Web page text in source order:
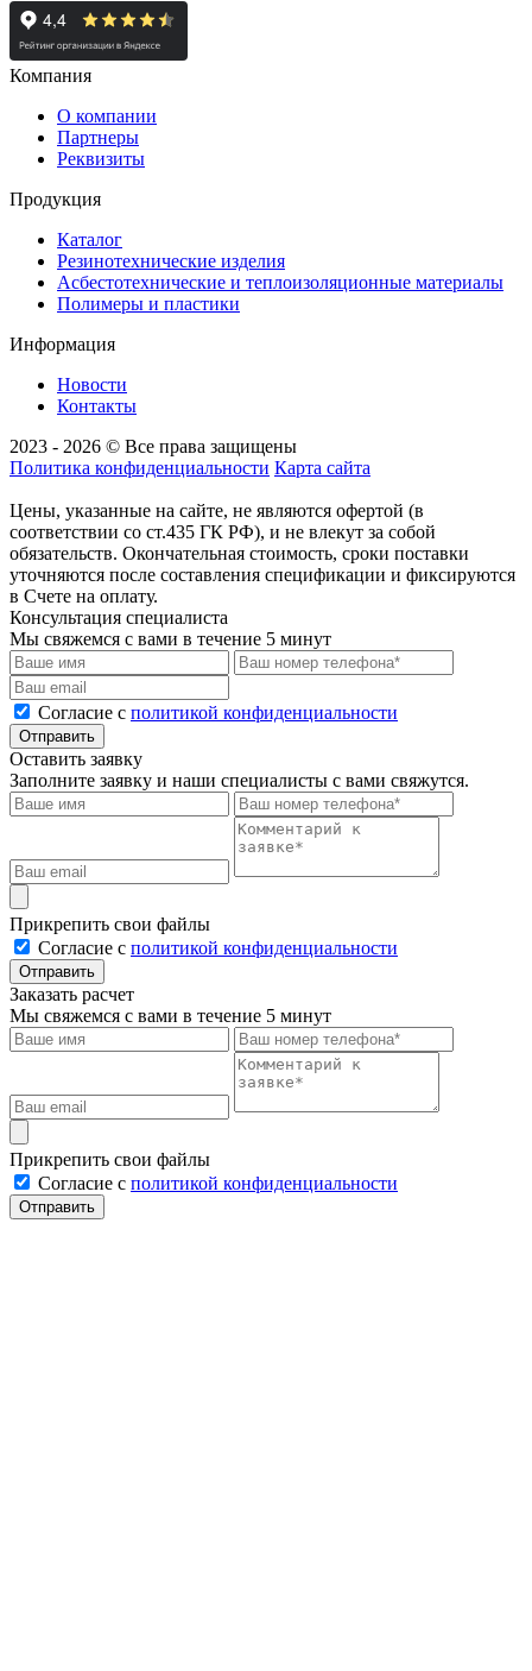
Компания
О компании
Партнеры
Реквизиты
Продукция
Каталог
Резинотехнические изделия
Асбестотехнические и теплоизоляционные материалы
Полимеры и пластики
Информация
Новости
Контакты
2023 - 2026 © Все права защищены
Политика конфиденциальности Карта сайта
Цены, указанные на сайте, не являются офертой (в
соответствии со ст.435 ГК РФ), и не влекут за собой
обязательств. Окончательная стоимость, сроки поставки
уточняются после составления спецификации и фиксируются
в Счете на оплату.
Консультация специалиста
Мы свяжемся с вами в течение 5 минут
Cогласие с политикой конфиденциальности
Отправить
Оставить заявку
Заполните заявку и наши специалисты с вами свяжутся.
Прикрепить свои файлы
Cогласие с политикой конфиденциальности
Отправить
Заказать расчет
Мы свяжемся с вами в течение 5 минут
Прикрепить свои файлы
Cогласие с политикой конфиденциальности
Отправить